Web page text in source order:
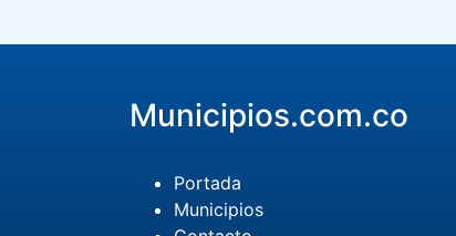
Municipios.com.co
Portada
Municipios